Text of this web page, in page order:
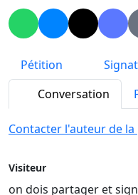
Pétition
Conversation
Contacter l'auteur de
Visiteur
on dois partager et